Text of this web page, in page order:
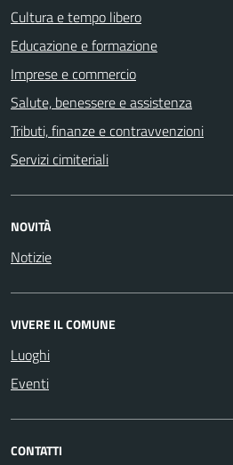
Cultura e tempo libero
Educazione e formazione
Imprese e commercio
Salute, benessere e assistenza
Tributi, finanze e contravvenzioni
Servizi cimiteriali
NOVITÀ
Notizie
VIVERE IL COMUNE
Luoghi
Eventi
CONTATTI